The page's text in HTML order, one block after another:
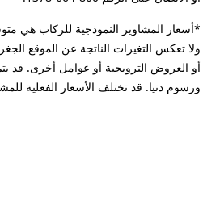
ولا تعكس التغيرات الناتجة عن الموقع
أو العروض الترويجية أو عوامل أخرى. قد
ورسوم دنيا. قد تختلف الأسعار الفعلية